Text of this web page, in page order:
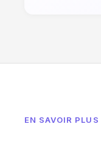
EN SAVOIR PLUS